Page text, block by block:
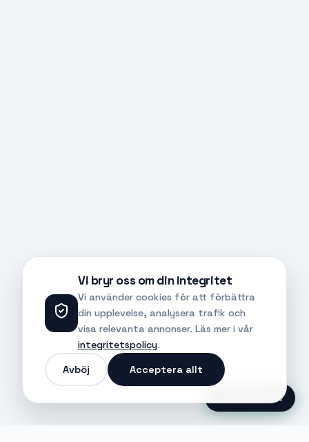
Ansök Direkt
Vi bryr oss om din integritet
Vi använder cookies för att förbättra
din upplevelse, analysera trafik och
visa relevanta annonser. Läs mer i vår
integritetspolicy.
Avböj
Acceptera allt